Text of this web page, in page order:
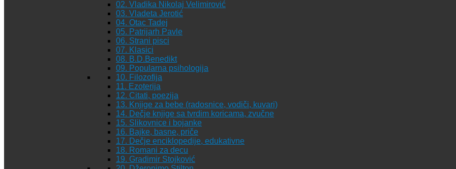
02. Vladika Nikolaj Velimirović
03. Vladeta Jerotić
04. Otac Tadej
05. Patrijarh Pavle
06. Strani pisci
07. Klasici
08. B.D.Benedikt
09. Popularna psihologija
10. Filozofija
11. Ezoterija
12. Citati, poezija
13. Knjige za bebe (radosnice, vodiči, kuvari)
14. Dečje knjige sa tvrdim koricama, zvučne
15. Slikovnice i bojanke
16. Bajke, basne, priče
17. Dečje enciklopedije, edukativne
18. Romani za decu
19. Gradimir Stojković